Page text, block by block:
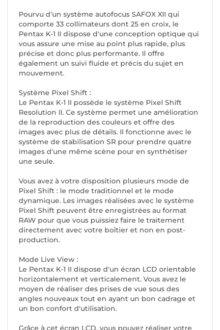
Pourvu d'un système autofocus SAFOX XII qui
comporte 33 collimateurs dont 25 en croix, le
Pentax K-1 II dispose d'une conception optique qui
vous assure une mise au point plus rapide, plus
précise et donc plus performante. Il offre
également un suivi fluide et précis du sujet en
mouvement.
Système Pixel Shift :
Le Pentax K-1 II possède le système Pixel Shift
Resolution II. Ce système permet une amélioration
de la reproduction des couleurs et offre des
images avec plus de détails. Il fonctionne avec le
système de stabilisation SR pour prendre quatre
images d'une même scène pour en synthétiser
une seule.
Vous avez à votre disposition plusieurs mode de
Pixel Shift : le mode traditionnel et le mode
dynamique. Les images réalisées avec le système
Pixel Shift peuvent être enregistrées au format
RAW pour que vous puissiez faire le traitement
directement avec votre boîtier et non en post-
production.
Mode Live View :
Le Pentax K-1 II dispose d'un écran LCD orientable
horizontalement et verticalement. Vous avez le
moyen de réaliser des prises de vue sous des
angles nouveaux tout en ayant un bon cadrage et
un bon confort d'utilisation.
Grâce à cet écran LCD, vous pouvez réaliser votre